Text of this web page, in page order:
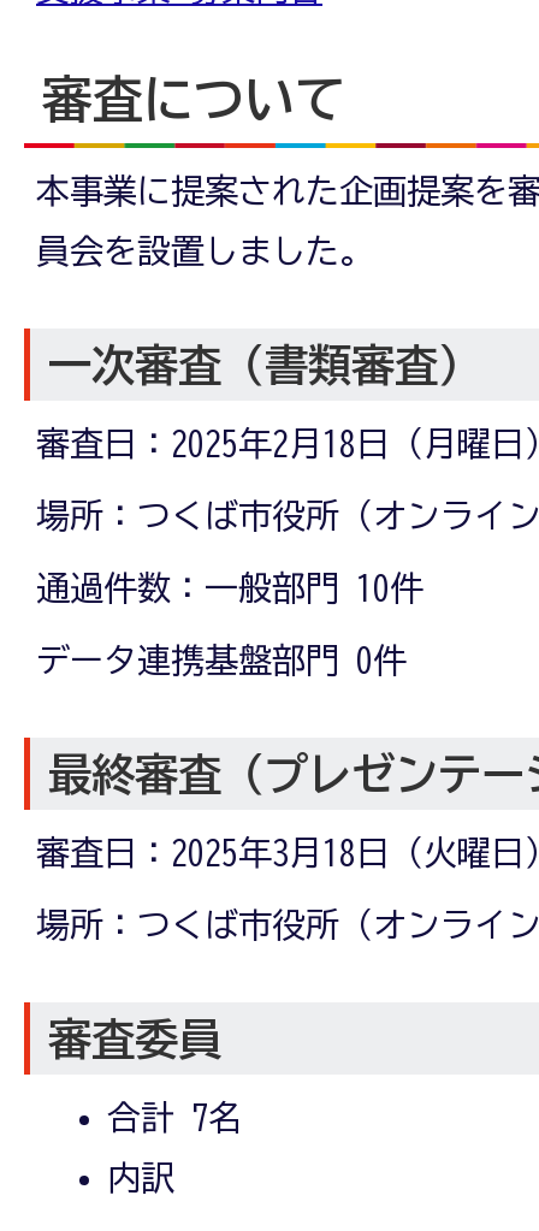
審査について
本事業に提案された企画提案を
員会を設置しました。
一次審査（書類審査）
審査日：2025年2月18日（月曜
場所：つくば市役所（オンライ
通過件数：一般部門 10件
データ連携基盤部門 0件
最終審査（プレゼンテー
審査日：2025年3月18日（火曜
場所：つくば市役所（オンライ
審査委員
合計 7名
内訳